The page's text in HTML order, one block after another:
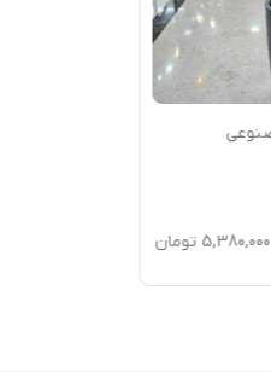
5,380,000 تومان